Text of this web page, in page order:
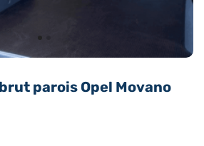
parois Opel Movano